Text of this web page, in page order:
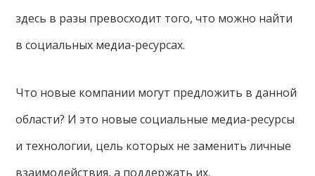
здесь в разы превосходит того, что можно найти
в социальных медиа-ресурсах.
Что новые компании могут предложить в данной
области? И это новые социальные медиа-ресурсы
и технологии, цель которых не заменить личные
взаимодействия, а поддержать их.